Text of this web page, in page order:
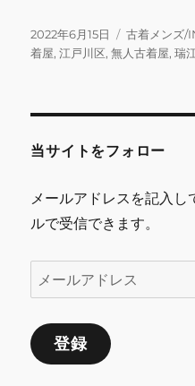
c
e
o
o
it
te
ai
l
e
投
稿
2022年6月15日
カ
テ
古着メンズ/
着屋,江戸川区,無人古着屋,瑞
当サイトをフォロー
メールアドレスを記入し
ルで受信できます。
ー
ル
ア
登録